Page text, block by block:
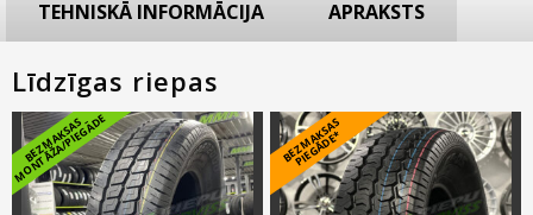
TEHNISKĀ INFORMĀCIJA APRAKSTS
Līdzīgas riepas
B
E
Z
M
A
K
S
A
S
M
O
N
T
Ā
Ž
A
/
PI
E
G
Ā
D
E B
E
Z
M
A
K
S
A
S
PI
E
G
Ā
D
E
*